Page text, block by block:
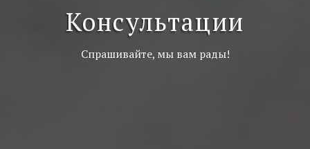
Консультации
Спрашивайте, мы вам рады!